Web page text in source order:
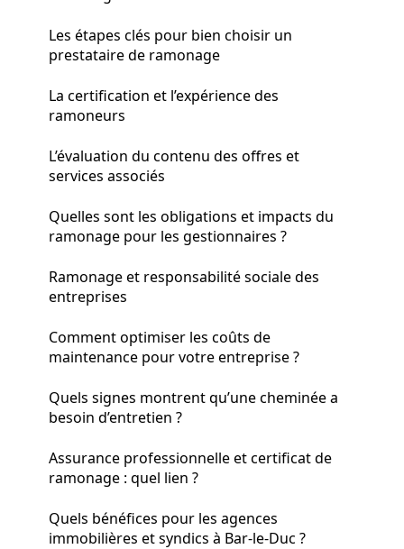
Les étapes clés pour bien choisir un
prestataire de ramonage
La certification et l’expérience des
ramoneurs
L’évaluation du contenu des offres et
services associés
Quelles sont les obligations et impacts du
ramonage pour les gestionnaires ?
Ramonage et responsabilité sociale des
entreprises
Comment optimiser les coûts de
maintenance pour votre entreprise ?
Quels signes montrent qu’une cheminée a
besoin d’entretien ?
Assurance professionnelle et certificat de
ramonage : quel lien ?
Quels bénéfices pour les agences
immobilières et syndics à Bar-le-Duc ?